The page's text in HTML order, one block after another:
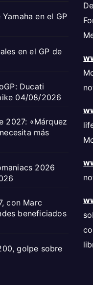
en el GP
en el GP de
Ducati
04/08/2026
2027: «Márquez
más
2026
con Marc
beneficiados
golpe sobre